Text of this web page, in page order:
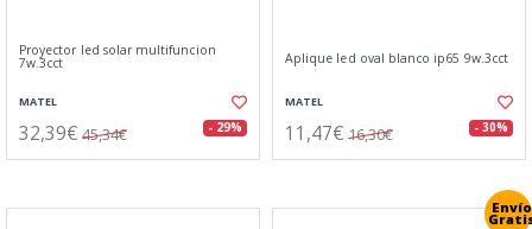
Proyector led solar multifuncion
7w.3cct
MATEL
32,39€ 45,34€ - 29%
Aplique led oval blanco ip65 9w.3cct
MATEL
11,47€ 16,30€ - 30%
Envío